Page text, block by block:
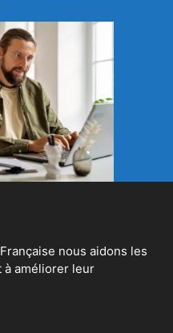
nous aidons les
à améliorer leur